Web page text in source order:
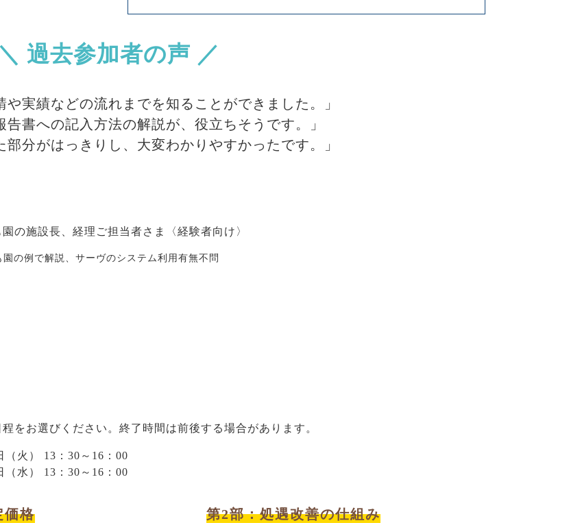
＼ 過去参加者の声 ／
や実績などの流れまでを知ることができました。」
告書への記入方法の解説が、役立ちそうです。」
部分がはっきりし、大変わかりやすかったです。」
の施設長、経理ご担当者さま〈経験者向け〉
の例で解説、サーヴのシステム利用有無不問
をお選びください。終了時間は前後する場合があります。
（火） 13：30～16：00
（水） 13：30～16：00
価格 第2部：処遇改善の仕組み